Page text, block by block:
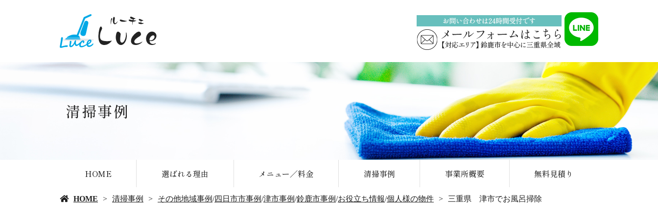
清掃事例
HOME 選ばれる理由 メニュー／料金 清掃事例 事業所概要 無料見積り
HOME 清掃事例 その他地域事例/四日市市事例/津市事例/鈴鹿市事例/お役立ち情報/個人様の物件 三重県 津市でお風呂掃除